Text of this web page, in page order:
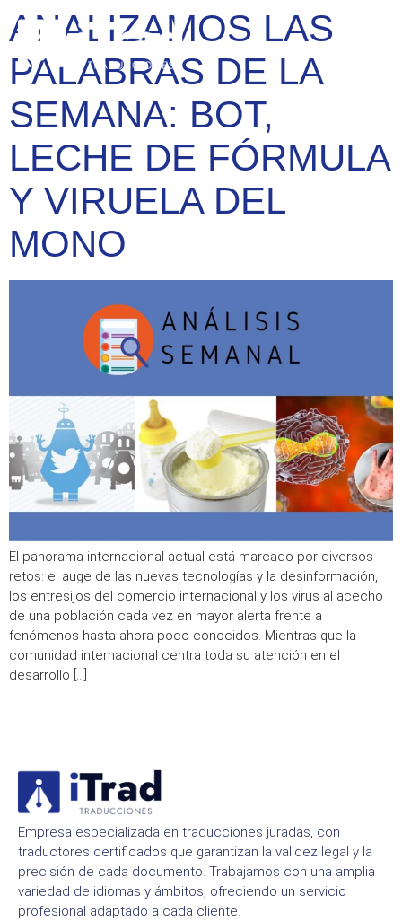
ANALIZAMOS LAS
PALABRAS DE LA
SEMANA: BOT,
LECHE DE FÓRMULA
Y VIRUELA DEL
MONO
El panorama internacional actual está marcado por diversos
retos: el auge de las nuevas tecnologías y la desinformación,
los entresijos del comercio internacional y los virus al acecho
de una población cada vez en mayor alerta frente a
fenómenos hasta ahora poco conocidos. Mientras que la
comunidad internacional centra toda su atención en el
desarrollo […]
Empresa especializada en traducciones juradas, con
traductores certificados que garantizan la validez legal y la
precisión de cada documento. Trabajamos con una amplia
variedad de idiomas y ámbitos, ofreciendo un servicio
profesional adaptado a cada cliente.